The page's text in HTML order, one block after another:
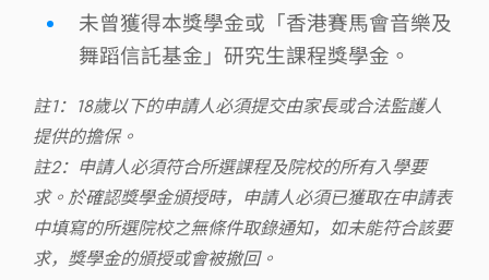
未曾獲得本獎學金或「香港賽馬會音樂及
舞蹈信託基金」研究生課程獎學金。
註1：18歲以下的申請人必須提交由家長或合法監護人
提供的擔保。
註2：申請人必須符合所選課程及院校的所有入學要
求。於確認獎學金頒授時，申請人必須已獲取在申請表
中填寫的所選院校之無條件取錄通知，如未能符合該要
求，獎學金的頒授或會被撤回。